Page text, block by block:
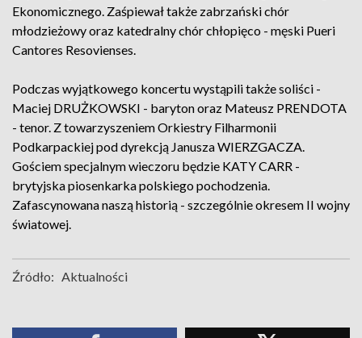
Ekonomicznego. Zaśpiewał także zabrzański chór
młodzieżowy oraz katedralny chór chłopięco - męski Pueri
Cantores Resovienses.
Podczas wyjątkowego koncertu wystąpili także soliści -
Maciej DRUŻKOWSKI - baryton oraz Mateusz PRENDOTA
- tenor. Z towarzyszeniem Orkiestry Filharmonii
Podkarpackiej pod dyrekcją Janusza WIERZGACZA.
Gościem specjalnym wieczoru będzie KATY CARR -
brytyjska piosenkarka polskiego pochodzenia.
Zafascynowana naszą historią - szczególnie okresem II wojny
światowej.
Źródło: Aktualności